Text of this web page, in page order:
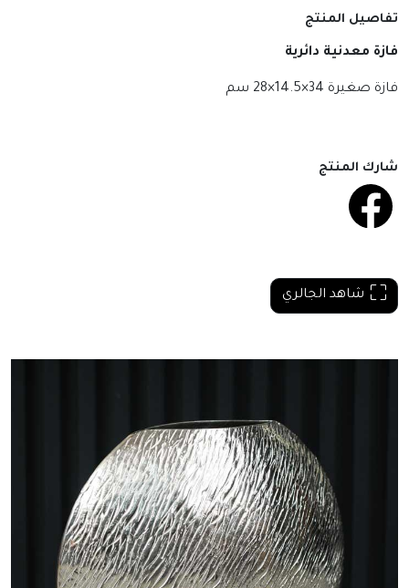
تفاصيل المنتج
فازة معدنية دائرية
فازة صغيرة 34×14.5×28 سم
شارك المنتج
شاهد الجالري